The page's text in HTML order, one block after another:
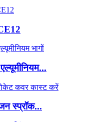
स्प्रॉक...